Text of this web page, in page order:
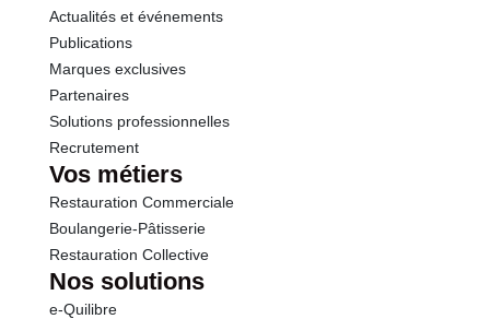
Actualités et événements
Publications
Marques exclusives
Partenaires
Solutions professionnelles
Recrutement
Vos métiers
Restauration Commerciale
Boulangerie-Pâtisserie
Restauration Collective
Nos solutions
e-Quilibre